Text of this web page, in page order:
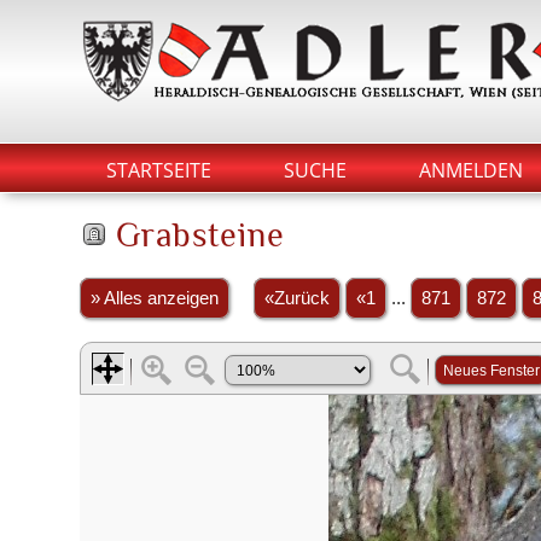
STARTSEITE SUCHE ANMELDEN
Grabsteine
» Alles anzeigen «Zurück «1 ... 871 872